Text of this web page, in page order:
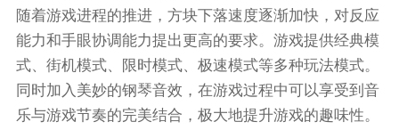
随着游戏进程的推进，方块下落速度逐渐加快，对反应
能力和手眼协调能力提出更高的要求。游戏提供经典模
式、街机模式、限时模式、极速模式等多种玩法模式。
同时加入美妙的钢琴音效，在游戏过程中可以享受到音
乐与游戏节奏的完美结合，极大地提升游戏的趣味性。